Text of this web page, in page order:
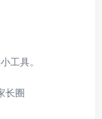
工具。
长圈